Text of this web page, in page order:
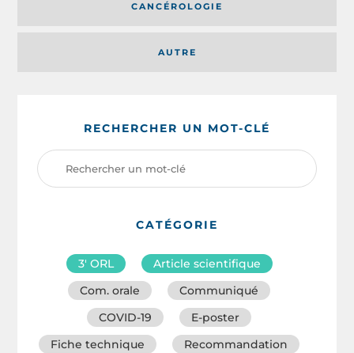
AUTRE
CANCÉROLOGIE
RECHERCHER UN MOT-CLÉ
CATÉGORIE
3′ ORL
Article scientifique
Com. orale
Communiqué
COVID-19
E-poster
Fiche technique
Recommandation